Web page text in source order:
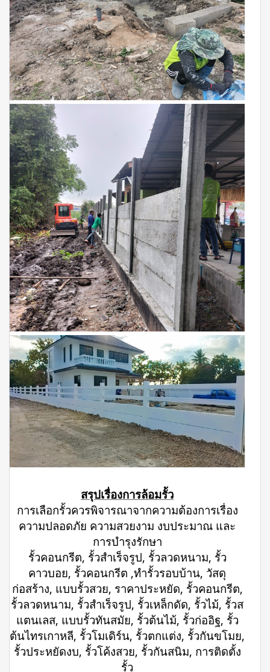
สรุปเรื่องการล้อมรั้ว
การเลือกรั้วควรพิจารณาจากความต้องการเรื่อง
ความปลอดภัย ความสวยงาม งบประมาณ และ
การบำรุงรักษา
รั้วคอนกรีต, รั้วสำเร็จรูป, รั้วลวดหนาม, รั้ว
คาวบอย, รั้วคอนกรีต ,ทำรั้วรอบบ้าน, วัสดุ
ก่อสร้าง, แบบรั้วสวย, ราคาประหยัด, รั้วคอนกรีต,
รั้วลวดหนาม, รั้วสำเร็จรูป, รั้วเหล็กดัด, รั้วไม้, รั้วส
แตนเลส, แบบรั้วทันสมัย, รั้วต้นไม้, รั้วก่ออิฐ, รั้ว
ต้นไทรเกาหลี, รั้วโมเดิร์น, รั้วตกแต่ง, รั้วกันขโมย,
รั้วประหยัดงบ, รั้วโค้งสวย, รั้วกันสนิม, การติดตั้ง
รั้ว